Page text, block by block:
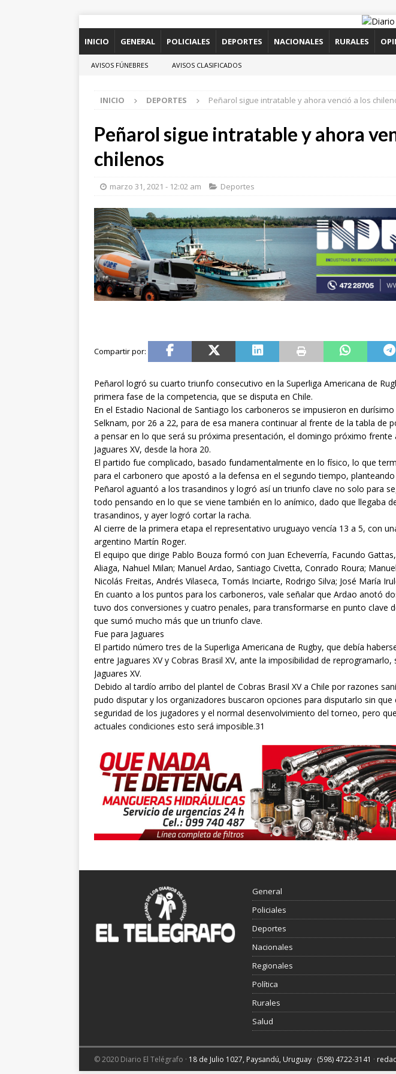
INICIO GENERAL POLICIALES DEPORTES NACIONALES RURALES
AVISOS FÚNEBRES AVISOS CLASIFICADOS
INICIO DEPORTES Peñarol sigue intratable y ahora venció a los
Peñarol sigue intratable y ahora
chilenos
marzo 31, 2021 - 12:02 am Deportes
Peñarol logró su cuarto triunfo consecutivo en la Superliga Americana de
primera fase de la competencia, que se disputa en Chile.
En el Estadio Nacional de Santiago los carboneros se impusieron en
Selknam, por 26 a 22, para de esa manera continuar al frente de la tabla de
a pensar en lo que será su próxima presentación, el domingo próximo frente
Jaguares XV, desde la hora 20.
El partido fue complicado, basado fundamentalmente en lo físico, lo que
para el carbonero que apostó a la defensa en el segundo tiempo,
Peñarol aguantó a los trasandinos y logró así un triunfo clave no solo para
todo pensando en lo que se viene también en lo anímico, dado que llegaba
trasandinos, y ayer logró cortar la racha.
Al cierre de la primera etapa el representativo uruguayo vencía 13 a 5, con
argentino Martín Roger.
El equipo que dirige Pablo Bouza formó con Juan Echeverría, Facundo
Aliaga, Nahuel Milan; Manuel Ardao, Santiago Civetta, Conrado Roura;
Nicolás Freitas, Andrés Vilaseca, Tomás Inciarte, Rodrigo Silva; José María
En cuanto a los puntos para los carboneros, vale señalar que Ardao anotó
tuvo dos conversiones y cuatro penales, para transformarse en punto clave
que sumó mucho más que un triunfo clave.
Fue para Jaguares
El partido número tres de la Superliga Americana de Rugby, que debía
entre Jaguares XV y Cobras Brasil XV, ante la imposibilidad de
Jaguares XV.
Debido al tardío arribo del plantel de Cobras Brasil XV a Chile por razones
pudo disputar y los organizadores buscaron opciones para disputarlo sin
seguridad de los jugadores y el normal desenvolvimiento del torneo, pero
actuales condiciones esto será imposible.31
General
Policiales
Deportes
Nacionales
Regionales
Política
Rurales
Salud
© 2020 Diario El Telégrafo · 18 de Julio 1027, Paysandú, Uruguay · (598) 4722-3141 ·